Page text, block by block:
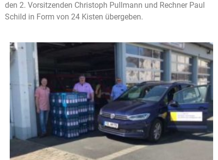
den 2. Vorsitzenden Christoph Pullmann und Rechner Paul
Schild in Form von 24 Kisten übergeben.